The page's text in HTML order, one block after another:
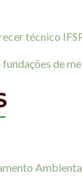
técnico
de